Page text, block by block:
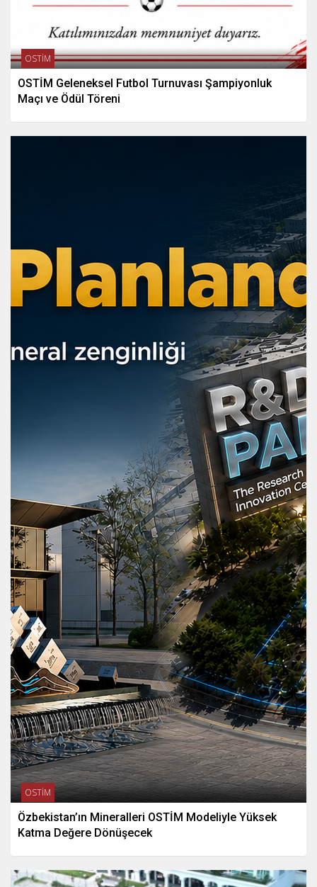
OSTİM
OSTİM Geleneksel Futbol Turnuvası Şampiyonluk
Maçı ve Ödül Töreni
OSTİM
Özbekistan’ın Mineralleri OSTİM Modeliyle Yüksek
Katma Değere Dönüşecek